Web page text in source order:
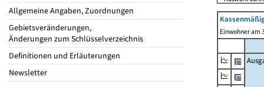
Allgemeine Angaben, Zuordnungen
Gebietsveränderungen,
Änderungen zum Schlüsselverzeichnis
Definitionen und Erläuterungen
Newsletter
Einwohner am